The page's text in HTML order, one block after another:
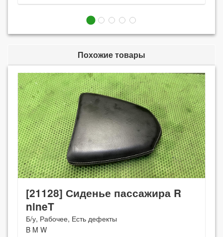
Похожие товары
[21128] Сиденье пассажира R
nineT
Б/у, Рабочее, Есть дефекты
B M W